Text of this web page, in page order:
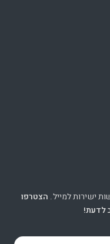
ישירות למייל. הצטרפו
לדעת!